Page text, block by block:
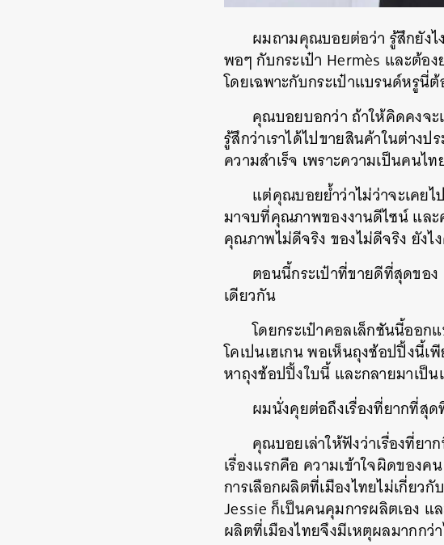
ผมถามคุณบอยต่อว่า รู้สึกยังไ
พอๆ กับกระเป๋า Hermès และต้อ
โดยเฉพาะกับกระเป๋าแบรนด์หรูนี่
คุณบอยบอกว่า ถ้าให้คิดคงจะ
รู้สึกว่าเราได้ไปขายสินค้าในต่าง
ความสำเร็จ เพราะความเป็นคนไ
แต่คุณบอยย้ำว่าไม่ว่าจะเคย
มาจบที่คุณภาพของงานดีไซน์ และ
คุณภาพไม่ดีจริง ของไม่ดีจริง ยังไ
ตอนนี้กระเป๋าที่ขายดีที่สุดขอ
เดียวกัน
โดยกระเป๋าคอลเล็กชันนี้ออ
โคเปนเฮเกน พอเห็นถุงช้อปปิ้งนี้
หาถุงช้อปปิ้งใบนี้ และกลายมาเป็น
ผมนั่งคุยต่อถึงเรื่องที่ยากที่สุด
คุณบอยเล่าให้ฟังว่าเรื่องที่ยา
เรื่องแรกคือ ความเข้าใจผิดของ
การเลือกผลิตที่เมืองไทยไม่เกี่ย
Jessie ก็เป็นคนคุมการผลิตเอง แ
ผลิตที่เมืองไทยจึงมีเหตุผลมากกว่